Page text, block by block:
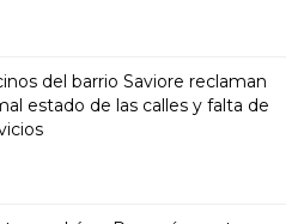
del barrio Saviore reclaman
estado de las calles y falta de